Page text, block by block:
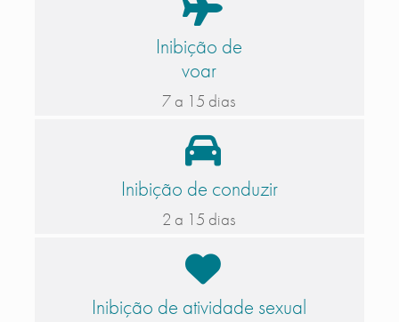
Inibição de
voar
7 a 15 dias
Inibição de conduzir
2 a 15 dias
Inibição de atividade sexual